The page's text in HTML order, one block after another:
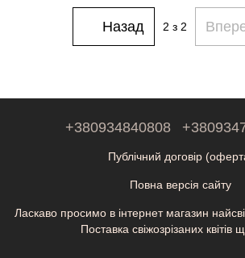
Назад 2 з 2
+380934840808
Публічний договір
Повна версія сайту
Ласкаво просимо в інтернет магазин
Поставка свіжозрізаних квітів